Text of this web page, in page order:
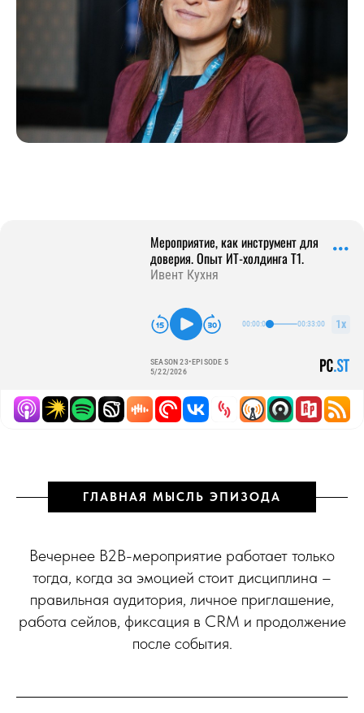
ГЛАВНАЯ МЫСЛЬ ЭПИЗОДА
Вечернее B2B-мероприятие работает только
тогда, когда за эмоцией стоит дисциплина –
правильная аудитория, личное приглашение,
работа сейлов, фиксация в CRM и продолжение
после события.